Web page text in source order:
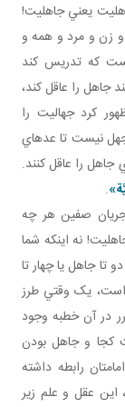
يعني جاهليت!
زن و مرد و همه و
که تدريس کند
جاهل را عاقل کند،
کرد جهاليت را
نيست تا عده اي
جاهل را عاقل کنند.
.
صفين هر چه
نه اينکه شما
جاهل يا چهار تا
يک وقتي طرز
در آن خطبه وجود
کجا و جاهل بودن
رابطه داشته
اين عقل و علم زير